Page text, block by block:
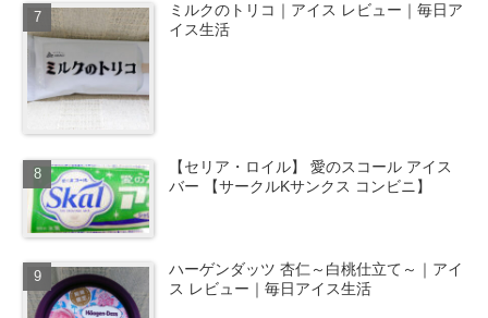
ミルクのトリコ｜アイス レビュー｜毎日ア
イス生活
【セリア・ロイル】 愛のスコール アイス
バー 【サークルKサンクス コンビニ】
ハーゲンダッツ 杏仁～白桃仕立て～｜アイ
ス レビュー｜毎日アイス生活